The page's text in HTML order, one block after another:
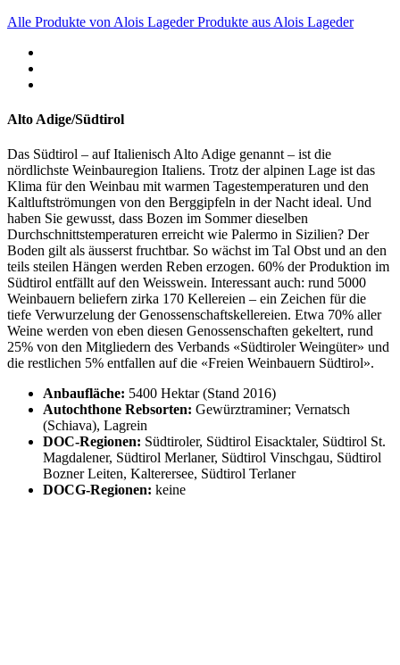
Alle Produkte von Alois Lageder Produkte aus Alois Lageder
Alto Adige/Südtirol
Das Südtirol – auf Italienisch Alto Adige genannt – ist die
nördlichste Weinbauregion Italiens. Trotz der alpinen Lage ist das
Klima für den Weinbau mit warmen Tagestemperaturen und den
Kaltluftströmungen von den Berggipfeln in der Nacht ideal. Und
haben Sie gewusst, dass Bozen im Sommer dieselben
Durchschnittstemperaturen erreicht wie Palermo in Sizilien? Der
Boden gilt als äusserst fruchtbar. So wächst im Tal Obst und an den
teils steilen Hängen werden Reben erzogen. 60% der Produktion im
Südtirol entfällt auf den Weisswein. Interessant auch: rund 5000
Weinbauern beliefern zirka 170 Kellereien – ein Zeichen für die
tiefe Verwurzelung der Genossenschaftskellereien. Etwa 70% aller
Weine werden von eben diesen Genossenschaften gekeltert, rund
25% von den Mitgliedern des Verbands «Südtiroler Weingüter» und
die restlichen 5% entfallen auf die «Freien Weinbauern Südtirol».
Anbaufläche: 5400 Hektar (Stand 2016)
Autochthone Rebsorten: Gewürztraminer; Vernatsch
(Schiava), Lagrein
DOC-Regionen: Südtiroler, Südtirol Eisacktaler, Südtirol St.
Magdalener, Südtirol Merlaner, Südtirol Vinschgau, Südtirol
Bozner Leiten, Kalterersee, Südtirol Terlaner
DOCG-Regionen: keine